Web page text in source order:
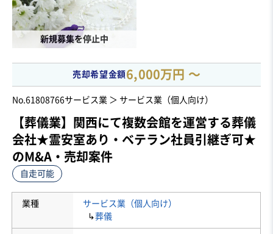
新規募集を停止中
売却希望金額6,000万円 〜
No.61808766サービス業 ＞ サービス業（個人向け）
【葬儀業】関西にて複数会館を運営する葬儀
会社★霊安室あり・ベテラン社員引継ぎ可★
のM&A・売却案件
自走可能
業種
サービス業（個人向け）
↳葬儀